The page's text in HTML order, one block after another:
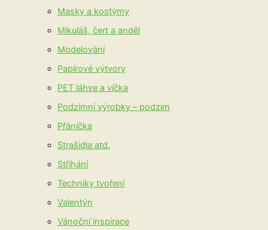
Masky a kostýmy
Mikuláš, čert a anděl
Modelování
Papírové výtvory
PET láhve a víčka
Podzimní výrobky – podzim
Přáníčka
Strašidla atd.
Stříhání
Techniky tvoření
Valentýn
Vánoční inspirace